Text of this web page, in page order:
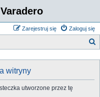
Zaloguj się
Zarejestruj się
witryny
utworzone przez tę